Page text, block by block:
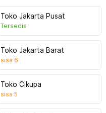
Toko Jakarta Pusat
Tersedia
Toko Jakarta Barat
sisa 6
Toko Cikupa
sisa 5